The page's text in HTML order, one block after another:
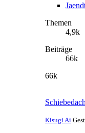
Themen
4,9k
Beiträge
66k
66k
Kisugi Ai